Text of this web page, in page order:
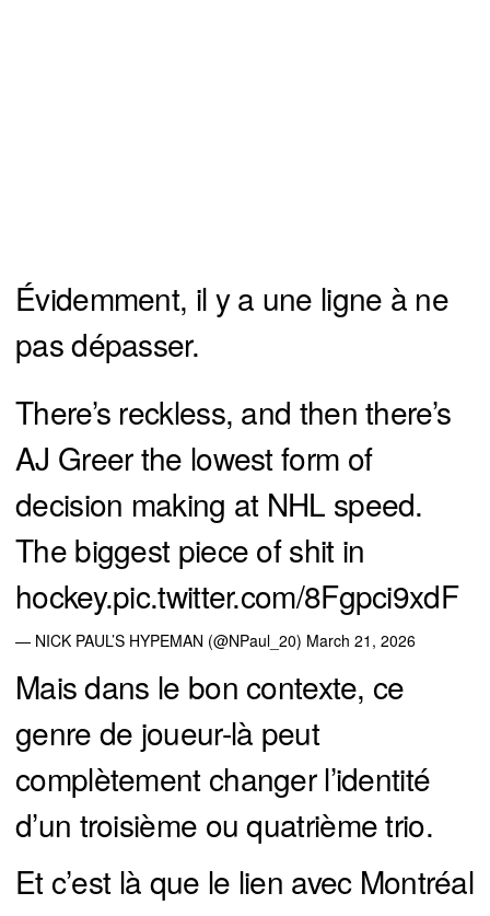
Évidemment, il y a une ligne à ne
pas dépasser.
There’s reckless, and then there’s
AJ Greer the lowest form of
decision making at NHL speed.
The biggest piece of shit in
hockey.pic.twitter.com/8Fgpci9xdF
— NICK PAUL’S HYPEMAN (@NPaul_20) March 21, 2026
Mais dans le bon contexte, ce
genre de joueur-là peut
complètement changer l’identité
d’un troisième ou quatrième trio.
Et c’est là que le lien avec Montréal